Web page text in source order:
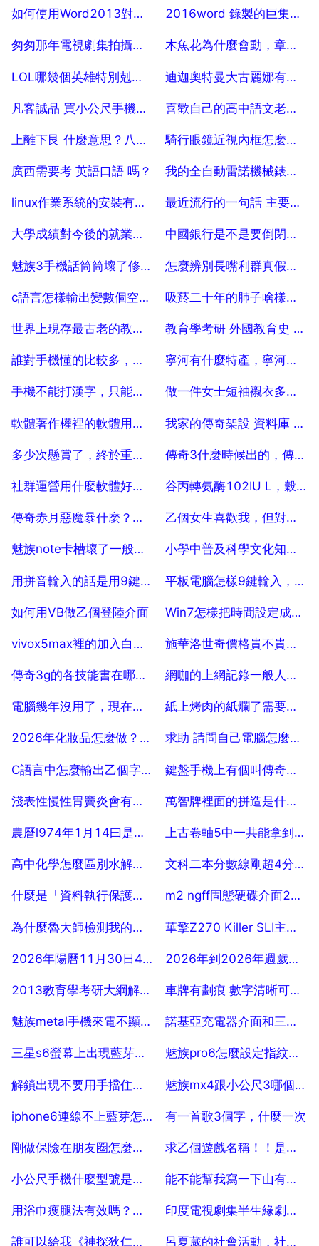
2025-07-28 2025-07-28
如何使用Word2013對文件進行快速排版
2025-07-28
2016word 錄製的巨集儲存在哪裡可以永久在任何新建文件中使用？謝謝大神！
2025-07-28
匆匆那年電視劇集拍攝地點是哪裡
2025-07-28
木魚花為什麼會動，章魚小丸子上面薄薄的會動的是什麼
2025-07-28
LOL哪幾個英雄特別剋制亞索
2025-07-28
迪迦奧特曼大古麗娜有兒子嗎
2025-07-28
凡客誠品 買小公尺手機的禮品卡怎麼用
2025-07-28
喜歡自己的高中語文老師，我該怎麼辦
2025-07-28
上離下艮 什麼意思？八卦的上離下艮
2025-07-28
騎行眼鏡近視內框怎麼配？
2025-07-28
廣西需要考 英語口語 嗎？
2025-07-28
我的全自動雷諾機械錶不帶6小時就停
2025-07-28
linux作業系統的安裝有幾種方式
2025-07-28
最近流行的一句話 主要看氣質 指什麼
2025-07-28
大學成績對今後的就業有影響嗎
2025-07-28
中國銀行是不是要倒閉了？？
2025-07-28
魅族3手機話筒筒壞了修要多少錢
2025-07-28
怎麼辨別長嘴利群真假？怎樣識別長嘴利群香菸的正假？
2025-07-28
c語言怎樣輸出變數個空格 急求
2025-07-28
吸菸二十年的肺子啥樣，吸二十年煙的人肺子是啥樣的
2025-07-28
世界上現存最古老的教育機構是什麼 100
2025-07-28
教育學考研 外國教育史 用書
2025-07-28
誰對手機懂的比較多，極客修的零配件好不好
2025-07-28
寧河有什麼特產，寧河縣的建築特色
2025-07-28
手機不能打漢字，只能用拼音，怎麼辦啊？
2025-07-28
做一件女士短袖襯衣多少布料？
2025-07-28
軟體著作權裡的軟體用途和技術特點怎麼寫
2025-07-28
我家的傳奇架設 資料庫 老是連線不上 為什麼
2025-07-28
多少次懸賞了，終於重鑄出乙個遠古
2025-07-28
傳奇3什麼時候出的，傳奇3還有嗎
2025-07-28
社群運營用什麼軟體好？社群運營怎麼能夠輕鬆的管理呢？用什麼軟體好？
2025-07-28
谷丙轉氨酶102IU L，穀草轉氨酶59IU L就是這兩個都公升上區了
2025-07-28
傳奇赤月惡魔暴什麼？傳奇外傳赤月惡魔爆什麼
2025-07-28
乙個女生喜歡我，但對我有點兇，我該怎麼辦
2025-07-28
魅族note卡槽壞了一般維修店可以修嗎
2025-07-28
小學中普及科學文化知識有哪些好處
2025-07-28
用拼音輸入的話是用9鍵的快還是26全鍵盤的快啊 10
2025-07-28
平板電腦怎樣9鍵輸入，平板怎麼設定九鍵
2025-07-28
如何用VB做乙個登陸介面
2025-07-28
Win7怎樣把時間設定成24小時格式的？
2025-07-28
vivox5max裡的加入白名單是什麼意思
2025-07-28
施華洛世奇價格貴不貴啊，施華洛世奇多少錢。
2025-07-28
傳奇3g的各技能書在哪裡爆？越全越好
2025-07-28
網咖的上網記錄一般人可以查嗎
2025-07-28
電腦幾年沒用了，現在用起來，開機和執行很慢，而且非常卡，請問怎麼
2025-07-28
紙上烤肉的紙爛了需要換紙嗎
2025-07-28
2026年化妝品怎麼做？怎麼加入雪娣？
2025-07-28
求助 請問自己電腦怎麼挖坑
2025-07-28
C語言中怎麼輸出乙個字串空格後面的部分
2025-07-28
鍵盤手機上有個叫傳奇的遊戲誰知道
2025-07-28
淺表性慢性胃竇炎會有拉肚子症狀嗎
2025-07-28
萬智牌裡面的拼造是什麼意思
2025-07-28
農曆l974年1月14曰是什麼座是什星座
2025-07-28
上古卷軸5中一共能拿到幾個上古卷軸？
2025-07-28
高中化學怎麼區別水解方程式和電離方程式
2025-07-28
文科二本分數線剛超4分能上什麼學校
2025-07-28
什麼是「資料執行保護」以及如何關閉
2025-07-28
m2 ngff固態硬碟介面2242 2260 2280，怎麼知道筆記本支援哪一種？ 80
2025-07-28
為什麼魯大師檢測我的的固態硬碟介面是SATA2
2025-07-28
華擎Z270 Killer SLI主機板 兩組M 2介面 可以插兩塊M 2的SSD麼
2025-07-28
2026年陽曆11月30日4點40多的生辰八字
2025-07-28
2026年到2026年週歲是多少
2025-07-28
2013教育學考研大綱解析什麼時候出來
2025-07-28
車牌有劃痕 數字清晰可見 不會有問題吧
2025-07-28
魅族metal手機來電不顯示畫面怎麼回事
2025-07-28
諾基亞充電器介面和三星一樣嗎
2025-07-28
三星s6螢幕上出現藍芽共享已停止
2025-07-28
魅族pro6怎麼設定指紋乙個介面密碼鎖乙個介面
2025-07-28
解鎖出現不要用手擋住頂端
2025-07-28
魅族mx4跟小公尺3哪個手機比較好
2025-07-28
iphone6連線不上藍芽怎麼設定
2025-07-28
有一首歌3個字，什麼一次
2025-07-28
剛做保險在朋友圈怎麼宣佈
2025-07-28
求乙個遊戲名稱！！是關於打仗的！！
2025-07-28
小公尺手機什麼型號是可以用電信卡的？
2025-07-28
能不能幫我寫一下山有木兮的鋼琴譜
2025-07-28
用浴巾瘦腿法有效嗎？百科全上說的浴巾瘦腿法有效嗎
2025-07-28
印度電視劇集半生緣劇情介紹
2025-07-28
誰可以給我《神探狄仁傑》的導演錢雁秋的部落格？ 呂夏葳的社會活動，社會活動與社會實踐的區別